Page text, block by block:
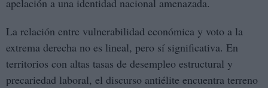
apelación a una identidad nacional amenazada.
La relación entre vulnerabilidad económica y voto a la
extrema derecha no es lineal, pero sí significativa. En
territorios con altas tasas de desempleo estructural y
precariedad laboral, el discurso antiélite encuentra terreno